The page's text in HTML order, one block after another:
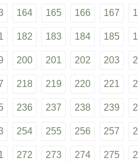
164 165 166 167
182 183 184 185
200 201 202 203
218 219 220 221
236 237 238 239
254 255 256 257
272 273 274 275